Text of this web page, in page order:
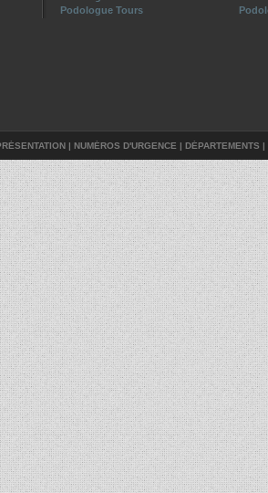
Podologue Tours
| NUMÉROS D'URGENCE | DÉPARTEMENTS |